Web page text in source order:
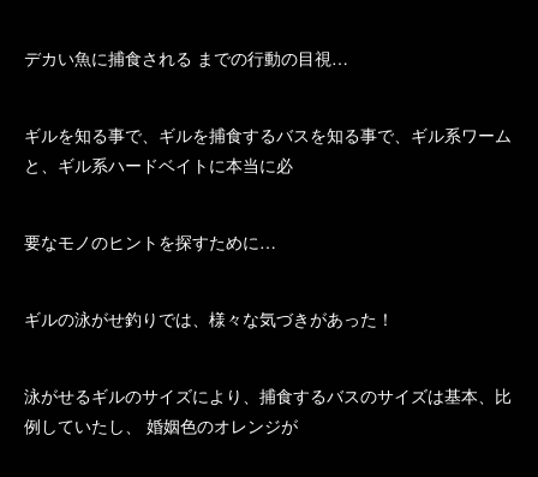
デカい魚に捕食される までの行動の目視…
ギルを知る事で、ギルを捕食するバスを知る事で、ギル系ワーム
と、ギル系ハードベイトに本当に必
要なモノのヒントを探すために…
ギルの泳がせ釣りでは、様々な気づきがあった！
泳がせるギルのサイズにより、捕食するバスのサイズは基本、比
例していたし、 婚姻色のオレンジが